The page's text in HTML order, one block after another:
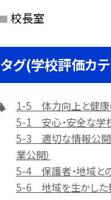
校長室
タグ(学校評価カ
1-5 体力向上と健康
5-1 安心・安全な学
5-3 適切な情報公開（
業公開）
5-4 保護者・地域と
5-6 地域を生かした